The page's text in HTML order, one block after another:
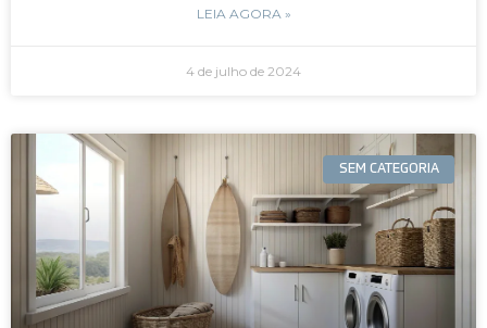
LEIA AGORA »
4 de julho de 2024
SEM CATEGORIA